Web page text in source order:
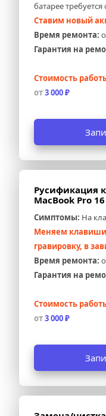
батарее
Ставим новый
Время ремонта:
Гарантия на
Стоимость
от 3 000 ₽
Русификация
MacBook Pro
Симптомы: На
Меняем
гравировку, в
Время ремонта:
Гарантия на
Стоимость
от 3 000 ₽